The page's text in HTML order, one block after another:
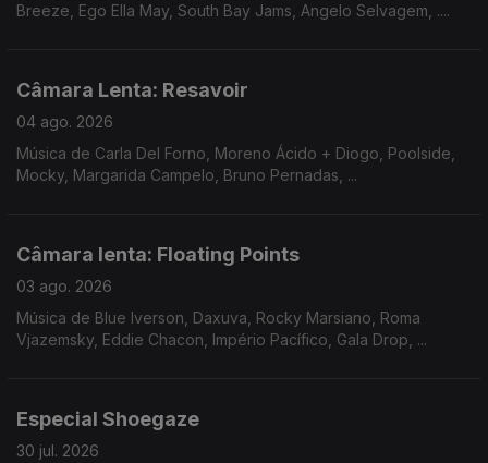
Breeze, Ego Ella May, South Bay Jams, Angelo Selvagem, ....
Câmara Lenta: Resavoir
04 ago. 2026
Música de Carla Del Forno, Moreno Ácido + Diogo, Poolside,
Mocky, Margarida Campelo, Bruno Pernadas, ...
Câmara lenta: Floating Points
03 ago. 2026
Música de Blue Iverson, Daxuva, Rocky Marsiano, Roma
Vjazemsky, Eddie Chacon, Império Pacífico, Gala Drop, ...
Especial Shoegaze
30 jul. 2026